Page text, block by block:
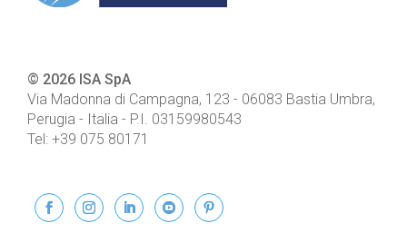
© 2026 ISA SpA
Via Madonna di Campagna, 123 - 06083 Bastia Umbra,
Perugia - Italia - P.I. 03159980543
Tel: +39 075 80171